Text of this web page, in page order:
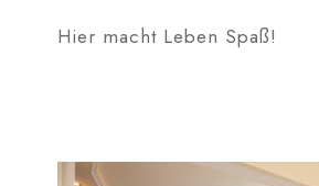
Hier macht Leben Spaß!